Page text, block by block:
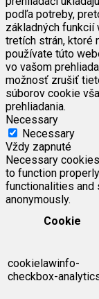
podľa potreby,
základných funkcií
tretích strán, ktoré
používate túto
vo vašom
možnosť zrušiť
súborov cookie
prehliadania.
Necessary
Necessary
Vždy zapnuté
Necessary
to function
functionalities and
anonymously.
Cookie
cookielawinfo-
checkbox-